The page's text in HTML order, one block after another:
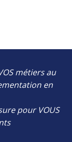
métiers au
en
pour VOUS